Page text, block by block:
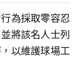
為採取零容忍
將該名人士列
以維護球場工